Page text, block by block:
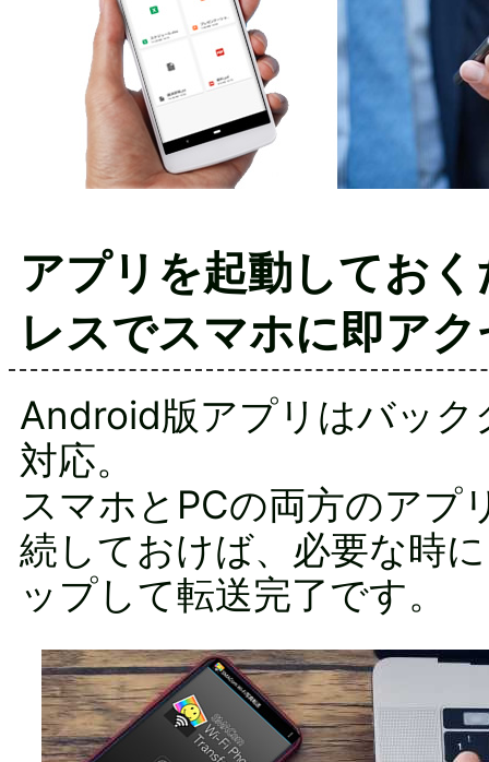
アプリを起動してお
レスでスマホに即ア
Android版アプリはバック
対応。
スマホとPCの両方のアプ
続しておけば、必要な時
ップして転送完了です。